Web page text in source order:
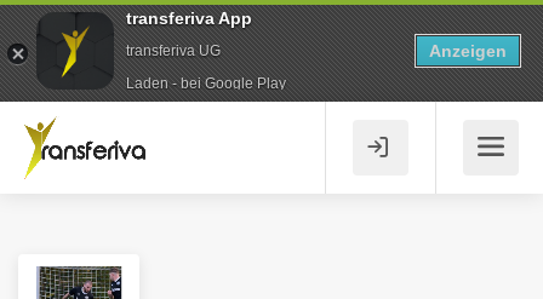
transferiva App
transferiva UG
Laden - bei Google Play
Anzeigen